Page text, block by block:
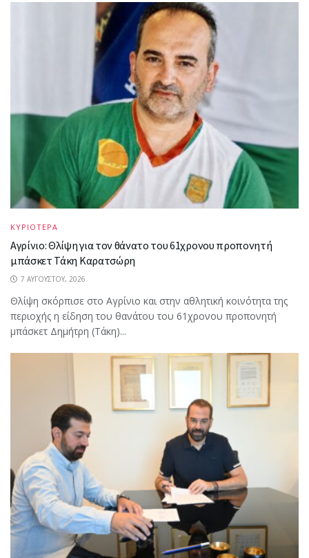
ΚΥΡΙΟΤΕΡΑ
Αγρίνιο: Θλίψη για τον θάνατο του 61χρονου προπονητή
μπάσκετ Τάκη Καρατσώρη
7 ΑΥΓΟΎΣΤΟΥ, 2026
Θλίψη σκόρπισε στο Αγρίνιο και στην αθλητική κοινότητα της
περιοχής η είδηση του θανάτου του 61χρονου προπονητή
μπάσκετ Δημήτρη (Τάκη)...